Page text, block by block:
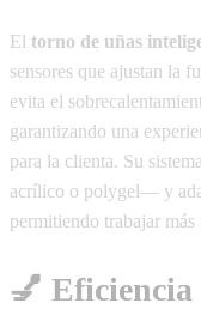
El torno de uñas
sensores que ajustan la
evita el
garantizando una
para la clienta. Su
acrílico o polygel— y
permitiendo trabajar
💅